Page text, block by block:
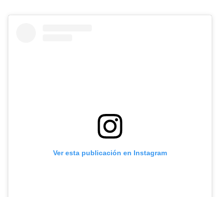
Ver esta publicación en Instagram